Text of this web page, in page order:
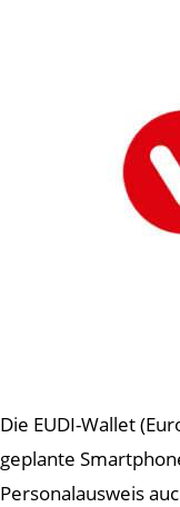
Die EUDI-Wallet
geplante
Personalausweis